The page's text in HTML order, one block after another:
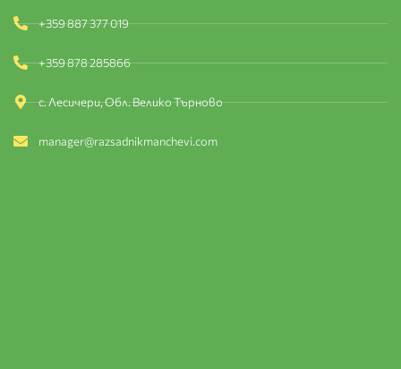
+359 887 377 019
+359 878 285866
с. Лесичери, Обл. Велико Търново
manager@razsadnikmanchevi.com